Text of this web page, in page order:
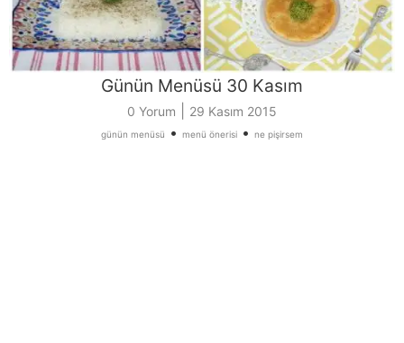
Günün Menüsü 30 Kasım
0 Yorum 29 Kasım 2015
günün menüsü • menü önerisi • ne pişirsem